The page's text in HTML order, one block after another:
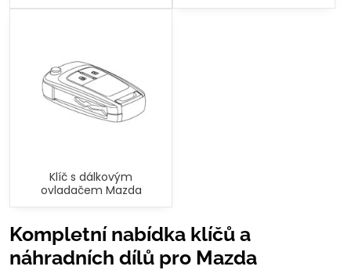
Klíč s dálkovým
ovladačem Mazda
Kompletní nabídka klíčů a
náhradních dílů pro Mazda